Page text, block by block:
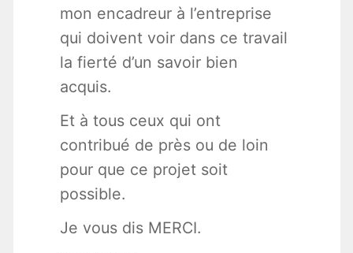
mon encadreur à l’entreprise
qui doivent voir dans ce travail
la fierté d’un savoir bien
acquis.
Et à tous ceux qui ont
contribué de près ou de loin
pour que ce projet soit
possible.
Je vous dis MERCI.